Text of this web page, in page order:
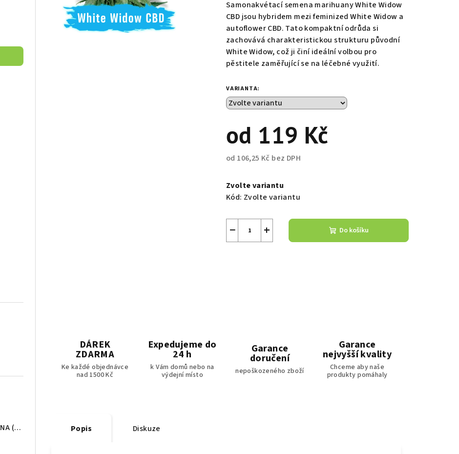
MLÉČNÁ ČOKOLÁDA MARY & JUANA (80g)
je
5
hvězdiček.
Samonakvétací semena marihuany White Widow
CBD jsou hybridem mezi feminized White Widow a
autoflower CBD. Tato kompaktní odrůda si
zachovává charakteristickou strukturu původní
White Widow, což ji činí ideální volbou pro
pěstitele zaměřující se na léčebné využití.
VARIANTA:
od 119 Kč
od 106,25 Kč bez DPH
cena:
Zvolte variantu
Kód: Zvolte variantu
+
− Do košíku
DÁREK
ZDARMA
Ke každé objednávce
nad 1500 Kč
Expedujeme do
24 h
k Vám domů nebo na
výdejní místo
Garance
doručení
nepoškozeného zboží
Garance
nejvyšší kvality
Chceme aby naše
produkty pomáhaly
Popis Diskuze